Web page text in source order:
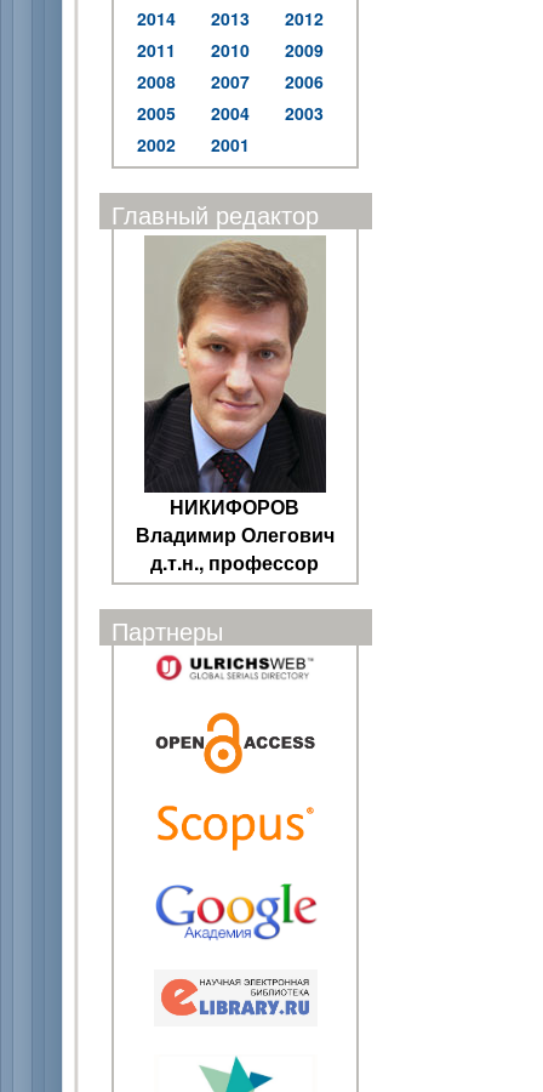
2014
2013
2012
2011
2010
2009
2008
2007
2006
2005
2004
2003
2002
2001
Главный редактор
НИКИФОРОВ
Владимир Олегович
д.т.н., профессор
Партнеры